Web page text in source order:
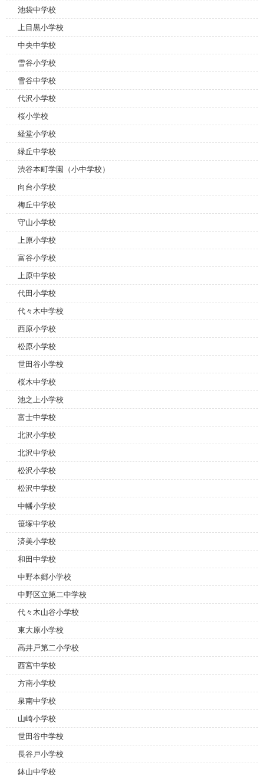
池袋中学校
上目黒小学校
中央中学校
雪谷小学校
雪谷中学校
代沢小学校
桜小学校
経堂小学校
緑丘中学校
渋谷本町学園（小中学校）
向台小学校
梅丘中学校
守山小学校
上原小学校
富谷小学校
上原中学校
代田小学校
代々木中学校
西原小学校
松原小学校
世田谷小学校
桜木中学校
池之上小学校
富士中学校
北沢小学校
北沢中学校
松沢小学校
松沢中学校
中幡小学校
笹塚中学校
済美小学校
和田中学校
中野本郷小学校
中野区立第二中学校
代々木山谷小学校
東大原小学校
高井戸第二小学校
西宮中学校
方南小学校
泉南中学校
山崎小学校
世田谷中学校
長谷戸小学校
鉢山中学校